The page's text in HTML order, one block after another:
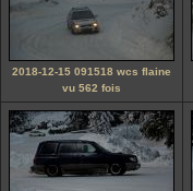
2018-12-15 091518 wcs flaine
vu 562 fois